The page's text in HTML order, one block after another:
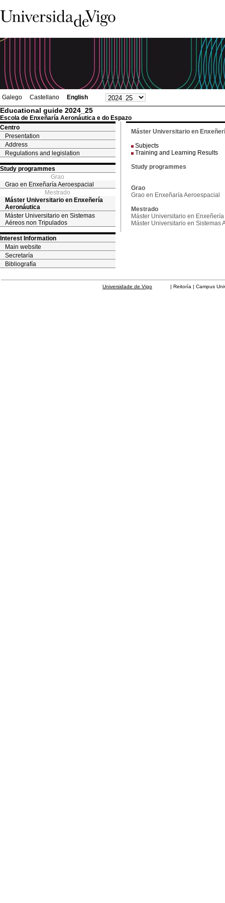
Galego Castellano English
Educational guide 2024_25
Escola de Enxeñaría Aeronáutica e do Espazo
Centro
Presentation
Address
Regulations and legislation
Study programmes
Grao
Grao en Enxeñaría Aeroespacial
Mestrado
Máster Universitario en Enxeñería
Aeronáutica
Máster Universitario en Sistemas
Aéreos non Tripulados
Interest Information
Main website
Secretaría
Bibliografía
Máster Universitario en
Subjects
Training and Learning Results
Study programmes
Grao
Grao en Enxeñaría Aeroespacial
Mestrado
Máster Universitario en
Máster Universitario en Sistemas
Universidade de Vigo | Reitoría | Campus